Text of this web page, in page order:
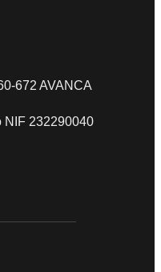
672 AVANCA
NIF 232290040